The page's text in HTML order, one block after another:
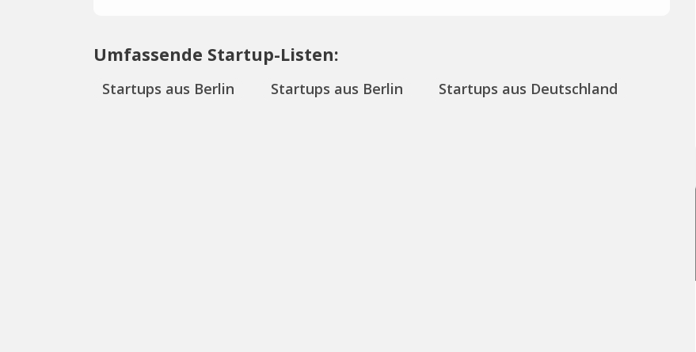
Umfassende Startup-Listen:
Startups aus Berlin Startups aus Berlin Startups aus Deutschland